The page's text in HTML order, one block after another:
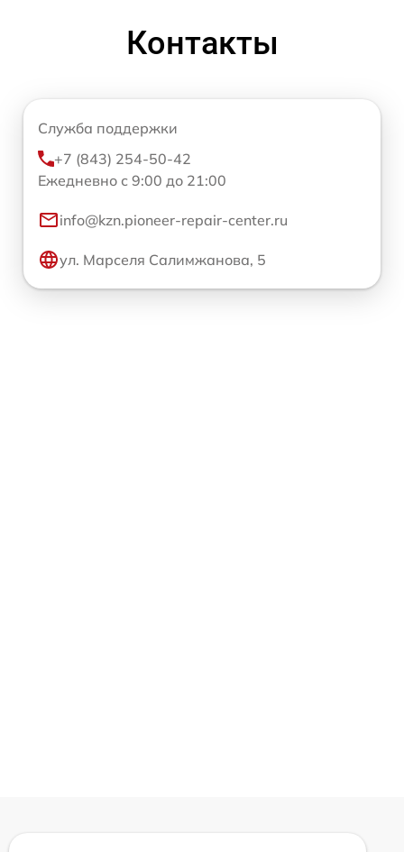
Контакты
Служба поддержки
+7 (843) 254-50-42
Ежедневно с 9:00 до 21:00
info@kzn.pioneer-repair-center.ru
ул. Марселя Салимжанова, 5